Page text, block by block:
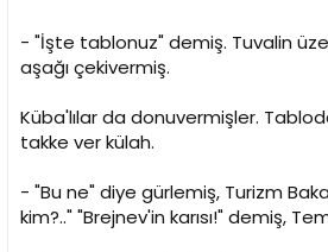
- "İşte tablonuz" demiş. Tuvalin
aşağı çekivermiş.
Küba'lılar da donuvermişler.
takke ver külah.
- "Bu ne" diye gürlemiş, Turizm
kim?.." "Brejnev'in karısı!" demiş,